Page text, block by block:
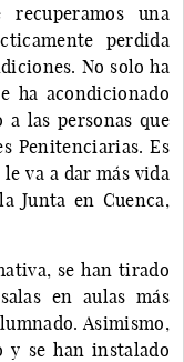
recuperamos una
perdida
No solo ha
ha acondicionado
las personas que
Penitenciarias. Es
va a dar más vida
Junta en Cuenca,
se han tirado
en aulas más
Asimismo,
y se han instalado